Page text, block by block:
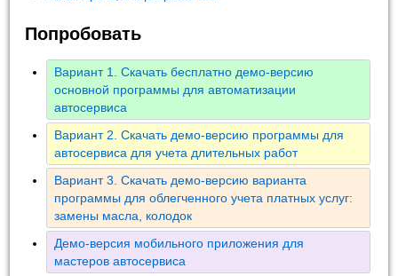
Попробовать
Вариант 1. Скачать бесплатно демо-версию
основной программы для автоматизации
автосервиса
Вариант 2. Скачать демо-версию программы для
автосервиса для учета длительных работ
Вариант 3. Скачать демо-версию варианта
программы для облегченного учета платных услуг:
замены масла, колодок
Демо-версия мобильного приложения для
мастеров автосервиса